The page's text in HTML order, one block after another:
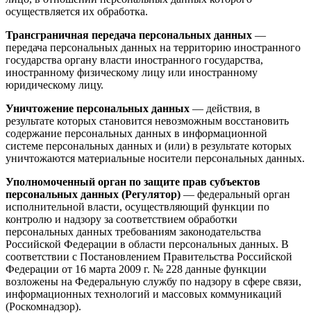
осуществляется их обработка.
Трансграничная передача персональных данных —
передача персональных данных на территорию иностранного
государства органу власти иностранного государства,
иностранному физическому лицу или иностранному
юридическому лицу.
Уничтожение персональных данных — действия, в
результате которых становится невозможным восстановить
содержание персональных данных в информационной
системе персональных данных и (или) в результате которых
уничтожаются материальные носители персональных данных.
Уполномоченный орган по защите прав субъектов
персональных данных (Регулятор) — федеральный орган
исполнительной власти, осуществляющий функции по
контролю и надзору за соответствием обработки
персональных данных требованиям законодательства
Российской Федерации в области персональных данных. В
соответствии с Постановлением Правительства Российской
Федерации от 16 марта 2009 г. № 228 данные функции
возложены на Федеральную службу по надзору в сфере связи,
информационных технологий и массовых коммуникаций
(Роскомнадзор).